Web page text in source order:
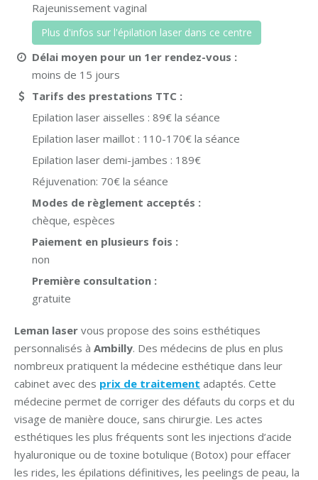
Rajeunissement vaginal
Plus d'infos sur l'épilation laser dans ce centre
Délai moyen pour un 1er rendez-vous :
moins de 15 jours
Tarifs des prestations TTC
Epilation laser aisselles : 89€ la séance
Epilation laser maillot : 110-170€ la séance
Epilation laser demi-jambes : 189€
Réjuvenation: 70€ la séance
Modes de règlement acceptés :
chèque, espèces
Paiement en plusieurs fois :
non
Première consultation :
gratuite
Leman laser vous propose des soins esthétiques
personnalisés à Ambilly. Des médecins de plus en plus
nombreux pratiquent la médecine esthétique dans leur
cabinet avec des prix de traitement adaptés. Cette
médecine permet de corriger des défauts du corps et du
visage de manière douce, sans chirurgie. Les actes
esthétiques les plus fréquents sont les injections d’acide
hyaluronique ou de toxine botulique (Botox) pour effacer
les rides, les épilations définitives, les peelings de peau, la